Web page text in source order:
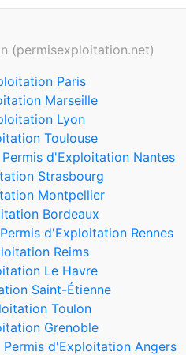
(permisexploitation.net)
Paris
Marseille
Lyon
Toulouse
Permis d'Exploitation Nantes
Strasbourg
Montpellier
Bordeaux
Permis d'Exploitation Rennes
Reims
Le Havre
Saint-Étienne
Toulon
Grenoble
Permis d'Exploitation Angers